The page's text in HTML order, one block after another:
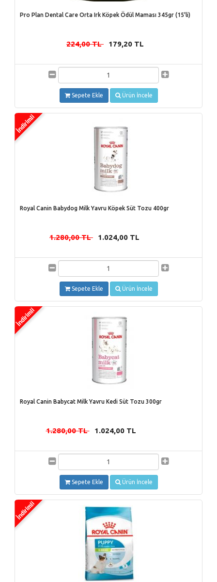
Pro Plan Dental Care Orta Irk Köpek Ödül Maması 345gr (15'li)
224,00 TL 179,20 TL
Sepete Ekle Ürün İncele
Royal Canin Babydog Milk Yavru Köpek Süt Tozu 400gr
1.280,00 TL 1.024,00 TL
Sepete Ekle Ürün İncele
Royal Canin Babycat Milk Yavru Kedi Süt Tozu 300gr
1.280,00 TL- 1.024,00 TL
Sepete Ekle Ürün İncele